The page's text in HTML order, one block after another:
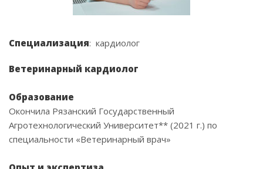
Специализация: кардиолог
Ветеринарный кардиолог
Образование
Окончила Рязанский Государственный
Агротехнологический Университет** (2021 г.) по
специальности «Ветеринарный врач»